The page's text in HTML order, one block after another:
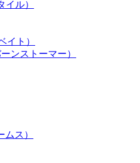
イル）
イト）
ンストーマー）
ムス）